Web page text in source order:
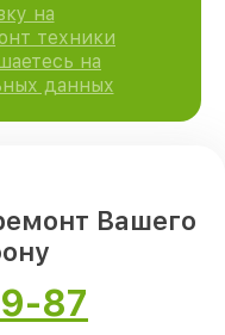
на
техники
на
данных
Вашего
87